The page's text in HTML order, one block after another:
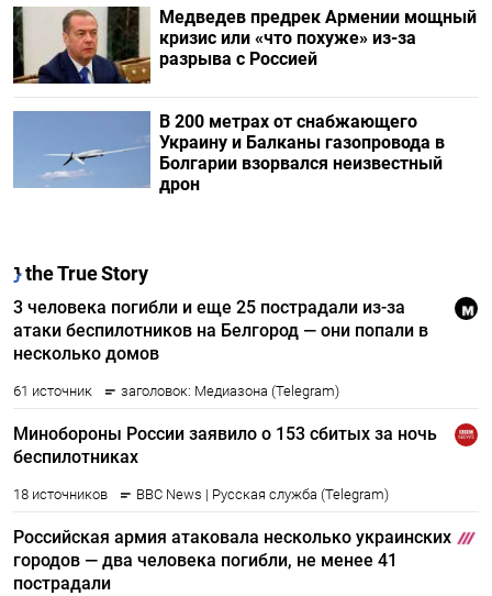
Медведев предрек Армении мощный
кризис или «что похуже» из-за
разрыва с Россией
В 200 метрах от снабжающего
Украину и Балканы газопровода в
Болгарии взорвался неизвестный
дрон